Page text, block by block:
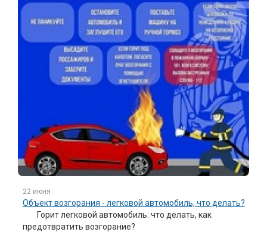
22 июня
Объект возгорания - легковой автомобиль, что делать?
Горит легковой автомобиль: что делать, как
предотвратить возгорание?